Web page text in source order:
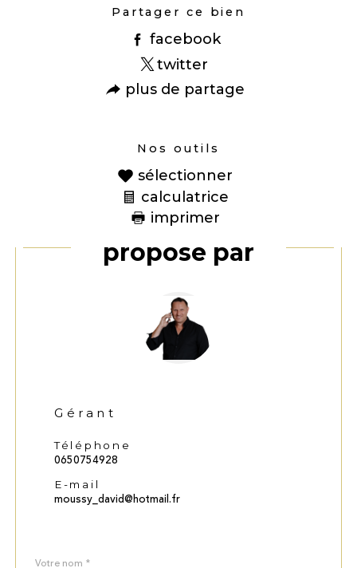
Partager ce bien
facebook
twitter
plus de partage
Nos outils
sélectionner
calculatrice
imprimer
Ce bien vous est
proposé par
Gérant
Téléphone
0650754928
E-mail
moussy_david@hotmail.fr
*